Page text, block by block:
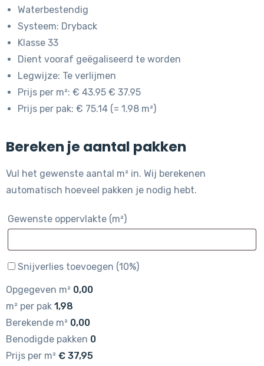
Waterbestendig
Systeem: Dryback
Klasse 33
Dient vooraf geëgaliseerd te worden
Legwijze: Te verlijmen
Prijs per m²: € 43.95 € 37.95
Prijs per pak: € 75.14 (= 1.98 m²)
Bereken je aantal pakken
Vul het gewenste aantal m² in. Wij berekenen
automatisch hoeveel pakken je nodig hebt.
Gewenste oppervlakte (m²)
Snijverlies toevoegen (10%)
Opgegeven m² 0,00
m² per pak 1,98
Berekende m² 0,00
Benodigde pakken 0
Prijs per m² € 37,95